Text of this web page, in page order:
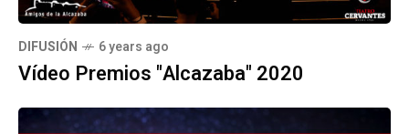
DIFUSIÓN 6 years ago
Vídeo Premios "Alcazaba" 2020